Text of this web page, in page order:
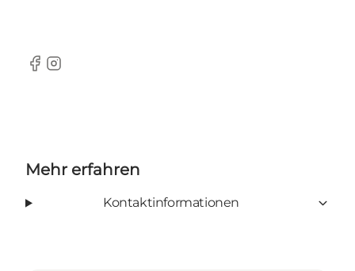
Facebook
Instagram
Mehr erfahren
Kontaktinformationen